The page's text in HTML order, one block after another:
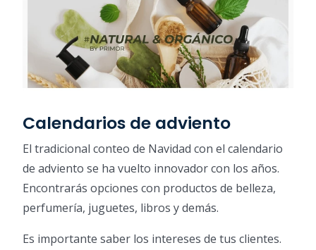
Calendarios de adviento
El tradicional conteo de Navidad con el calendario
de adviento se ha vuelto innovador con los años.
Encontrarás opciones con productos de belleza,
perfumería, juguetes, libros y demás.
Es importante saber los intereses de tus clientes.